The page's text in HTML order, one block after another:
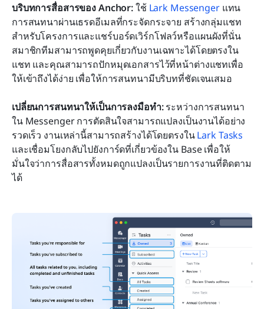
บริบทการสื่อสารของ Anchor: ใช้ Lark Messenger แทน
การสนทนาผ่านเธรดอีเมลที่กระจัดกระจาย สร้างกลุ่มแชท
สำหรับโครงการและแชร์บอร์ดเวิร์กโฟลว์หรือแผนผังที่นั่น
สมาชิกทีมสามารถพูดคุยเกี่ยวกับงานเฉพาะได้โดยตรงใน
แชท และคุณสามารถปักหมุดเอกสารไว้ที่หน้าต่างแชทเพื่อ
ให้เข้าถึงได้ง่าย เพื่อให้การสนทนามีบริบทที่ชัดเจนเสมอ
เปลี่ยนการสนทนาให้เป็นการลงมือทำ: ระหว่างการสนทนา
ใน Messenger การตัดสินใจสามารถแปลงเป็นงานได้อย่าง
รวดเร็ว งานเหล่านี้สามารถสร้างได้โดยตรงใน Lark Tasks
และเชื่อมโยงกลับไปยังการ์ดที่เกี่ยวข้องใน Base เพื่อให้
มั่นใจว่าการสื่อสารทั้งหมดถูกแปลงเป็นรายการงานที่ติดตาม
ได้